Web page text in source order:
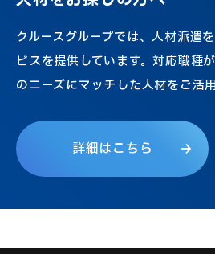
クルースグループでは、人材派遣
ビスを提供しています。対応職種
のニーズにマッチした人材をご活
詳細はこち ら